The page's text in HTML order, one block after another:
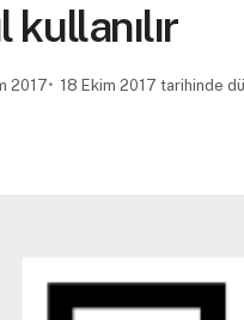
kullanılır
2017 18 Ekim 2017 tarihinde